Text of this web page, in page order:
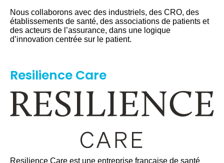
Nous collaborons avec des industriels, des CRO, des
établissements de santé, des associations de patients et
des acteurs de l’assurance, dans une logique
d’innovation centrée sur le patient.
Resilience Care
Resilience Care est une entreprise française de santé